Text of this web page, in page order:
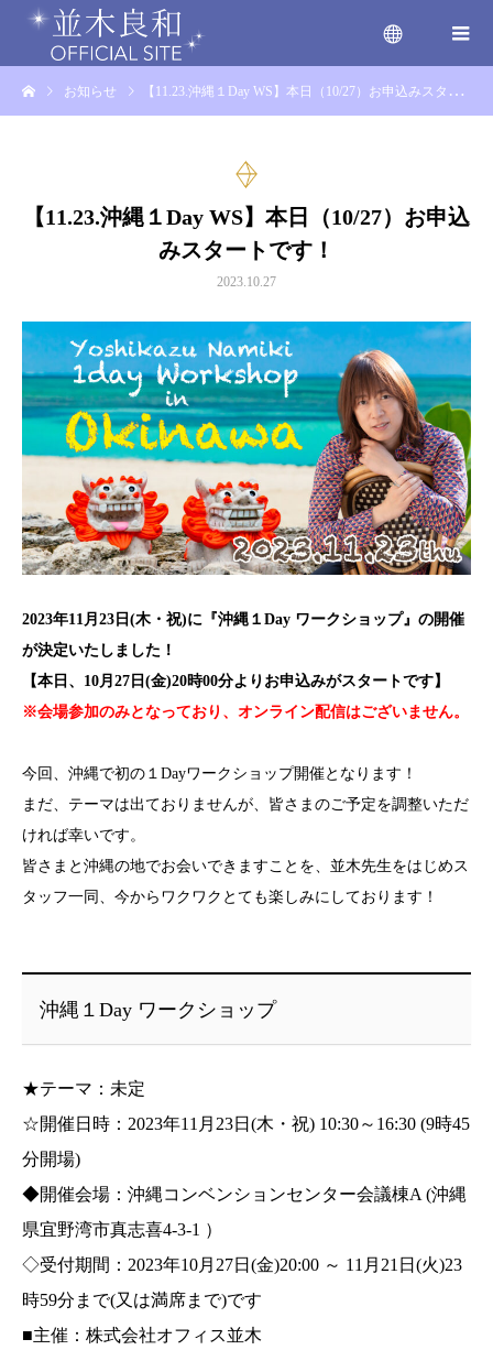
menu
お知らせ 【11.23.沖縄１Day WS】本日（10/27）お申込みスタートです！
【11.23.沖縄１Day WS】本日（10/27）お申込
みスタートです！
2023.10.27
2023年11月23日(木・祝)に『沖縄１Day ワークショップ』の開催
が決定いたしました！
【本日、10月27日(金)20時00分よりお申込みがスタートです】
※会場参加のみとなっており、オンライン配信はございません。
今回、沖縄で初の１Dayワークショップ開催となります！
まだ、テーマは出ておりませんが、皆さまのご予定を調整いただ
ければ幸いです。
皆さまと沖縄の地でお会いできますことを、並木先生をはじめス
タッフ一同、今からワクワクとても楽しみにしております！
沖縄１Day ワークショップ
★テーマ：未定
☆開催日時：2023年11月23日(木・祝) 10:30～16:30 (9時45
分開場)
◆開催会場：沖縄コンベンションセンター会議棟A (沖縄
県宜野湾市真志喜4-3-1 ）
◇受付期間：2023年10月27日(金)20:00 ～ 11月21日(火)23
時59分まで(又は満席まで)です
■主催：株式会社オフィス並木